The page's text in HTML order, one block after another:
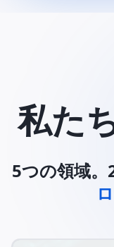
私た
5つの領域。